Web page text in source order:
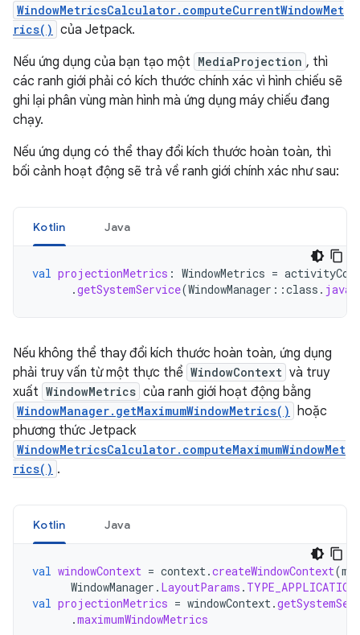
WindowMetricsCalculator.computeCurrentWindowMet
rics() của Jetpack.
Nếu ứng dụng của bạn tạo một MediaProjection , thì
các ranh giới phải có kích thước chính xác vì hình chiếu sẽ
ghi lại phân vùng màn hình mà ứng dụng máy chiếu đang
chạy.
Nếu ứng dụng có thể thay đổi kích thước hoàn toàn, thì
bối cảnh hoạt động sẽ trả về ranh giới chính xác như sau:
Kotlin Java
val projectionMetrics : WindowMetrics =
.getSystemService(WindowManager ::class . java
Nếu không thể thay đổi kích thước hoàn toàn, ứng dụng
phải truy vấn từ một thực thể WindowContext và truy
xuất WindowMetrics của ranh giới hoạt động bằng
WindowManager.getMaximumWindowMetrics() hoặc
phương thức Jetpack
WindowMetricsCalculator.computeMaximumWindowMet
rics() .
Kotlin Java
val windowContext = context.createWindowContext(
WindowManager . LayoutParams . TYPE_APPLICATION
val projectionMetrics = windowContext.
.maximumWindowMetrics